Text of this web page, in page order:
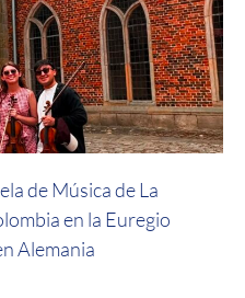
de Música de La
en la Euregio
Alemania